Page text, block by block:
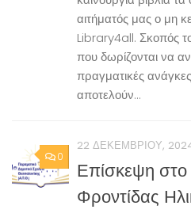
αιτήματός μας ο μη
Library4all. Σκοπός
που δωρίζονται να
πραγματικές
αποτελούν...
0
22 ΔΕΚΕΜΒΡΊΟΥ,
Επίσκεψη
Φροντίδας